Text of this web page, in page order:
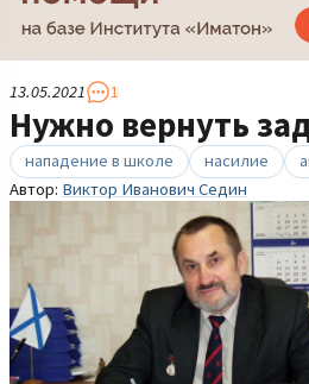
13.05.2021 1
Нужно вернуть
нападение в школе насилие
Автор: Виктор Иванович Седин